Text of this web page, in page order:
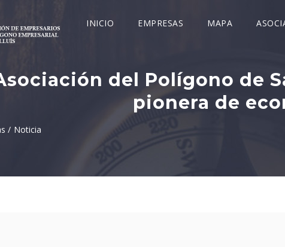
INICIO EMPRESAS MAPA
del Polígono de
pionera de
/ Noticia